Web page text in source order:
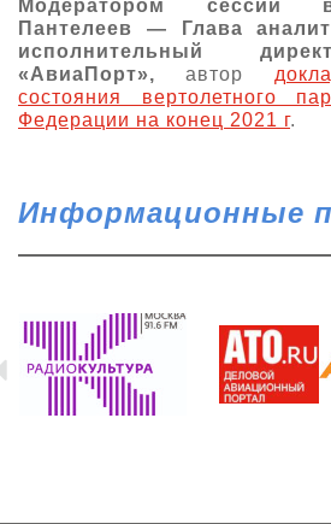
Модератором сессии
Пантелеев — Глава
исполнительный
«АвиаПорт»,автор
состояния вертолетного
Федерации на конец 2021 г.
Информационные